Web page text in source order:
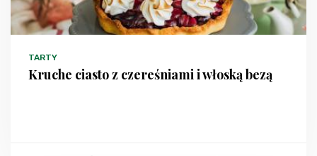
TARTY
Kruche ciasto z czereśniami i włoską bezą